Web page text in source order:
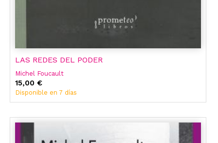
LAS REDES DEL PODER
Michel Foucault
15,00 €
Disponible en 7 días